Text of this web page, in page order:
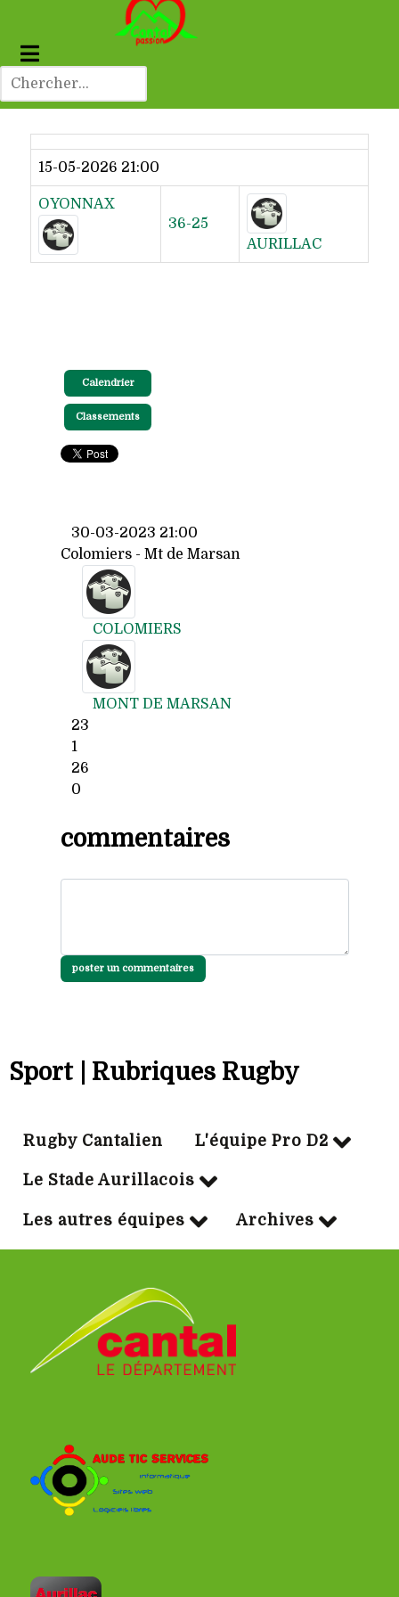
Dernier résultat
15-05-2026 21:00
OYONNAX
36-25
AURILLAC
Calendrier
Classements
30-03-2023 21:00
Colomiers - Mt de Marsan
COLOMIERS
MONT DE MARSAN
23
1
26
0
commentaires
poster un commentaires
Sport | Rubriques Rugby
Rugby Cantalien L'équipe Pro D2
Le Stade Aurillacois
Les autres équipes Archives